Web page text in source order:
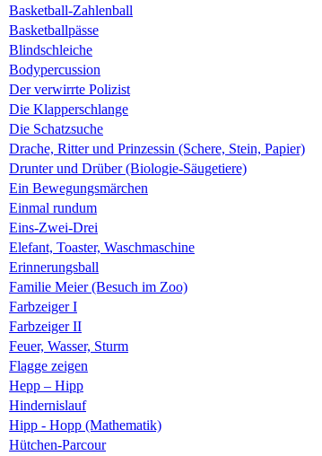
Basketball-Zahlenball
Basketballpässe
Blindschleiche
Bodypercussion
Der verwirrte Polizist
Die Klapperschlange
Die Schatzsuche
Drache, Ritter und Prinzessin (Schere, Stein, Papier)
Drunter und Drüber (Biologie-Säugetiere)
Ein Bewegungsmärchen
Einmal rundum
Eins-Zwei-Drei
Elefant, Toaster, Waschmaschine
Erinnerungsball
Familie Meier (Besuch im Zoo)
Farbzeiger I
Farbzeiger II
Feuer, Wasser, Sturm
Flagge zeigen
Hepp – Hipp
Hindernislauf
Hipp - Hopp (Mathematik)
Hütchen-Parcour